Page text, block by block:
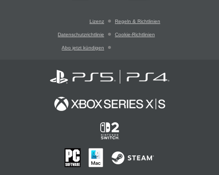
Lizenz Regeln & Richtlinien
Datenschutzrichtlinie Cookie-Richtlinien
Abo jetzt kündigen